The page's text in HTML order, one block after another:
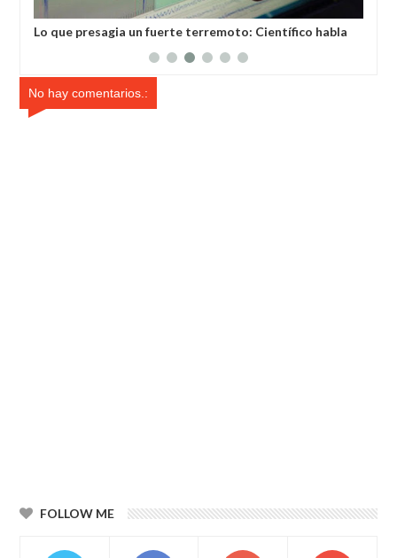
Lo que presagia un fuerte terremoto: Científico habla
No hay comentarios.:
FOLLOW ME